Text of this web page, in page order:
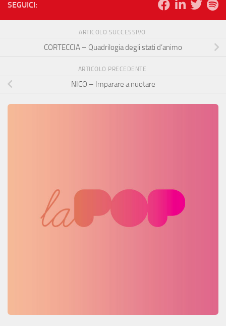
SEGUICI:
ARTICOLO SUCCESSIVO
CORTECCIA – Quadrilogia degli stati d’animo
ARTICOLO PRECEDENTE
NICO – Imparare a nuotare